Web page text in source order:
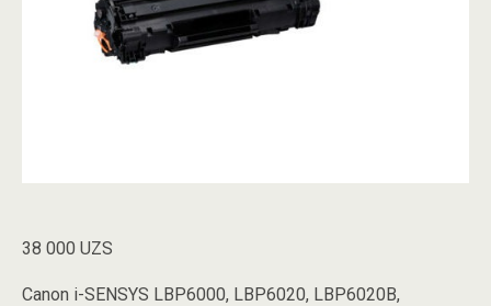
38 000 UZS
Canon i-SENSYS LBP6000, LBP6020, LBP6020B,